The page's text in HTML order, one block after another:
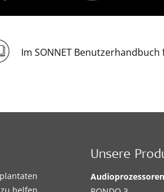
Im SONNET
Unsere
Audioprozessoren